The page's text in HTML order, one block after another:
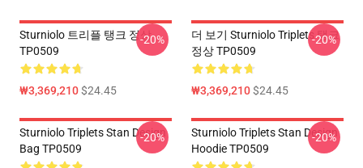
Sturniolo 트리플 탱크 정상
TP0509
₩3,369,210$24.45
-20%
더 보기 Sturniolo Triplets 탱크
정상 TP0509
₩3,369,210$24.45
-20%
Sturniolo Triplets Stan Design
Bag TP0509
-20%
Sturniolo Triplets Stan Design
Hoodie TP0509
-20%